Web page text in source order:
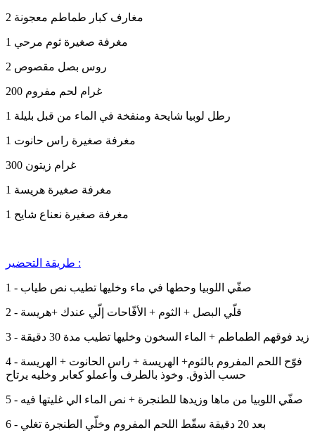
2 مغارف كبار طماطم معجونة
1 مغرفة صغيرة ثوم مرحي
2 روس بصل مقصوص
200 غرام لحم مفروم
1 رطل لوبيا شايحة ومنفخة في الماء من قبل بليلة
1 مغرفة صغيرة راس حانوت
300 غرام زيتون
1 مغرفة صغيرة هريسة
1 مغرفة صغيرة نعناع شايح
طريقة التحضير :
1 - صفّي اللوبيا وحطها في ماء وخليها تطيب نص طياب
2 - قلّي البصل + الثوم + الأفّاحات إلّي عندك +هريسة
3 - زيد فوقهم الطماطم + الماء السخون وخليها تطيب مدة 30 دقيقة
4 - فوّح اللحم المفروم بالثوم+ الهريسة + راس الحانوت + الهريسة
حسب الذوق. وخوذ بالطرف وأعملو كعابر وخليه يرتاح
5 - صفّي اللوبيا من ماها وزيدها للطنجرة + نص الماء الي غليتها فيه
6 - بعد 20 دقيقة سقّط اللحم المفروم وخلّي الطنجرة تغلي